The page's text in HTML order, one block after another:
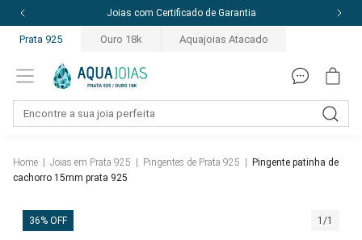
10% off com o cupom: PRIMEIRACOMPRA
Prata 925 Ouro 18k Aquajoias Atacado
Home Joias em Prata 925 Pingentes de Prata 925
Pingente patinha de
cachorro 15mm prata 925
36% OFF 1/1